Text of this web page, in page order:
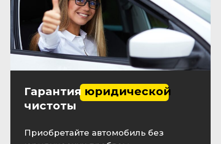
+7
пользовательское соглашение
Отправить заявку
течение 10 минут